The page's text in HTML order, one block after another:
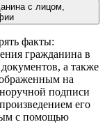
с лицом,
факты:
гражданина в
а также
на
подписи
его
с помощью